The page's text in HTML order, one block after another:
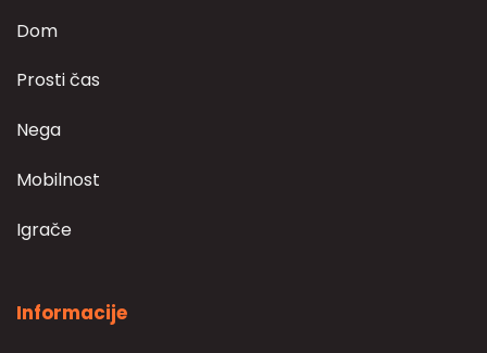
Dom
Prosti čas
Nega
Mobilnost
Igrače
Informacije